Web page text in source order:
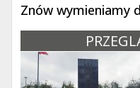
Znów wymieniamy